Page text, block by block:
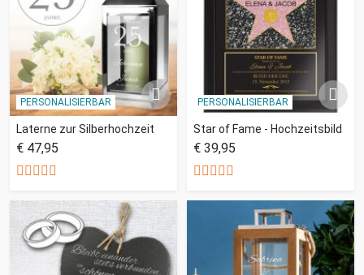
PERSONALISIERBAR
Laterne zur Silberhochzeit
€ 47,95
PERSONALISIERBAR
Star of Fame - Hochzeitsbild
€ 39,95